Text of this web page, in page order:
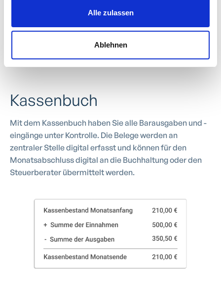
Alle zulassen
Ablehnen
Kassenbuch
Mit dem Kassenbuch haben Sie alle Barausgaben und -
eingänge unter Kontrolle. Die Belege werden an
zentraler Stelle digital erfasst und können für den
Monatsabschluss digital an die Buchhaltung oder den
Steuerberater übermittelt werden.